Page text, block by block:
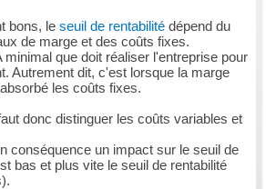
bons, le seuil de rentabilité dépend du
de marge et des coûts fixes.
minimal que doit réaliser l'entreprise pour
Autrement dit, c'est lorsque la marge
les coûts fixes.
donc distinguer les coûts variables et
conséquence un impact sur le seuil de
bas et plus vite le seuil de rentabilité